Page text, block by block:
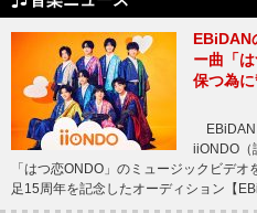
EBiDAN
ー曲「
保つ為
EBiDAN
iiONDO（
「はつ恋ONDO」のミュージックビデ
足15周年を記念したオーディション【